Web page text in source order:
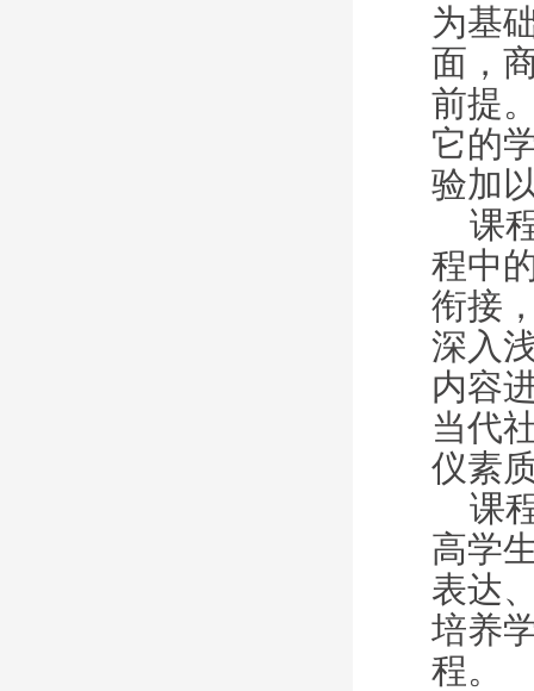
为基
面 ，
前提
它的
验加
课
程中
衔接
深入
内容
当代
仪素
课程
高学
表达
培养
程。